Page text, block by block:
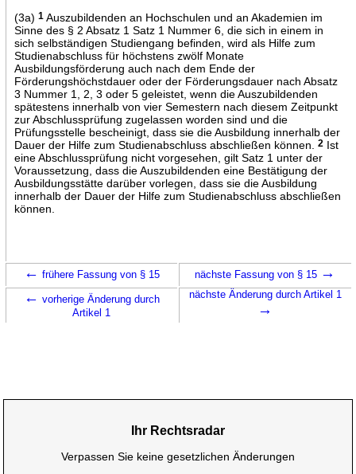
(3a) 1Auszubildenden an Hochschulen und an Akademien im
Sinne des § 2 Absatz 1 Satz 1 Nummer 6, die sich in einem in
sich selbständigen Studiengang befinden, wird als Hilfe zum
Studienabschluss für höchstens zwölf Monate
Ausbildungsförderung auch nach dem Ende der
Förderungshöchstdauer oder der Förderungsdauer nach Absatz
3 Nummer 1, 2, 3 oder 5 geleistet, wenn die Auszubildenden
spätestens innerhalb von vier Semestern nach diesem Zeitpunkt
zur Abschlussprüfung zugelassen worden sind und die
Prüfungsstelle bescheinigt, dass sie die Ausbildung innerhalb der
Dauer der Hilfe zum Studienabschluss abschließen können.
2Ist
eine Abschlussprüfung nicht vorgesehen, gilt Satz 1 unter der
Voraussetzung, dass die Auszubildenden eine Bestätigung der
Ausbildungsstätte darüber vorlegen, dass sie die Ausbildung
innerhalb der Dauer der Hilfe zum Studienabschluss abschließen
können.
← frühere Fassung von § 15 nächste Fassung von § 15 →
← vorherige Änderung durch
Artikel 1
nächste Änderung durch Artikel 1
→
Ihr Rechtsradar
Verpassen Sie keine gesetzlichen Änderungen